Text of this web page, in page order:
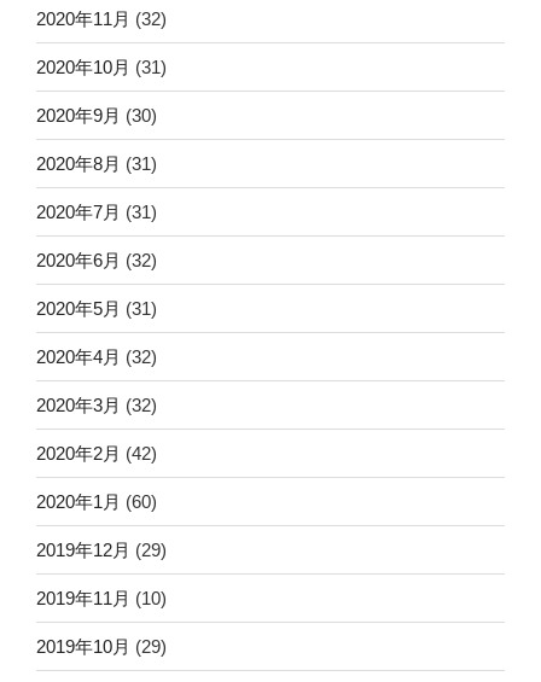
2020年11月 (32)
2020年10月 (31)
2020年9月 (30)
2020年8月 (31)
2020年7月 (31)
2020年6月 (32)
2020年5月 (31)
2020年4月 (32)
2020年3月 (32)
2020年2月 (42)
2020年1月 (60)
2019年12月 (29)
2019年11月 (10)
2019年10月 (29)